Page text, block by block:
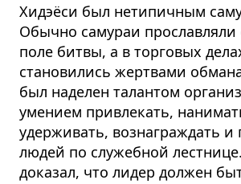
Хидэёси был нетипичным
Обычно самураи прославляли
поле битвы, а в торговых
становились жертвами
был наделен талантом
умением привлекать,
удерживать, вознаграждать и
людей по служебной
доказал, что лидер должен